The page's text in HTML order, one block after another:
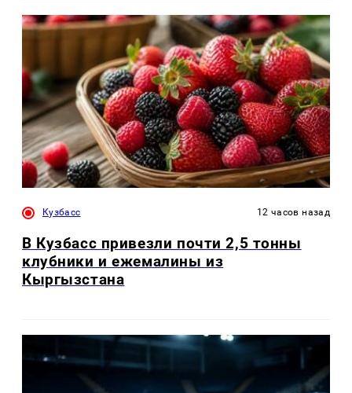
Кузбасс 12 часов назад
В Кузбасс привезли почти 2,5 тонны
клубники и ежемалины из
Кыргызстана